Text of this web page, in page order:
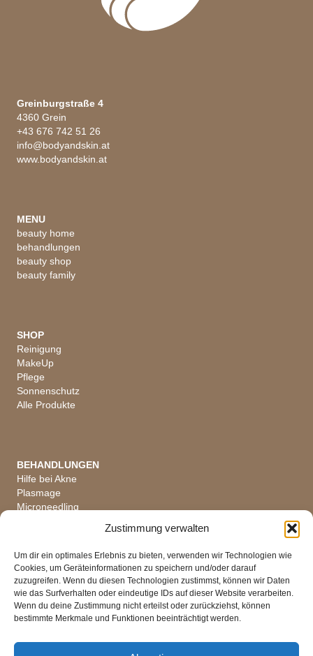
Zustimmung verwalten
Um dir ein optimales Erlebnis zu bieten, verwenden wir Technologien wie
Cookies, um Geräteinformationen zu speichern und/oder darauf
zuzugreifen. Wenn du diesen Technologien zustimmst, können wir Daten
wie das Surfverhalten oder eindeutige IDs auf dieser Website verarbeiten.
Wenn du deine Zustimmung nicht erteilst oder zurückziehst, können
bestimmte Merkmale und Funktionen beeinträchtigt werden.
Greinburgstraße 4
4360 Grein
+43 676 742 51 26
info@bodyandskin.at
www.bodyandskin.at
MENU
beauty home
behandlungen
beauty shop
beauty family
SHOP
Reinigung
MakeUp
Pflege
Sonnenschutz
Alle Produkte
BEHANDLUNGEN
Hilfe bei Akne
Plasmage
Microneedling
ÖFFNUNGSZEITEN
Di, Mi, Fr 08 - 18 Uhr
Do 08 - 19 Uhr